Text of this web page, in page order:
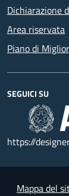
Dichiarazione
Area riservata
Piano di
SEGUICI SU
https://
Mappa del